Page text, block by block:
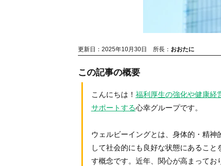
更新日：2025年10月30日 所長： おおたに
この記事の概要
こんにちは！ 福利厚生の強化や健康経
サポートする心幸グループです。
ウェルビーイングとは、身体的・精神
して社会的にも良好な状態にあること
す概念です。近年、関心が高まってお